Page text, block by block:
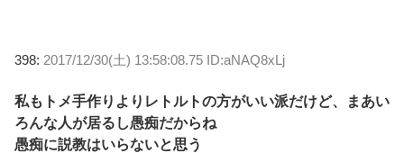
398: 2017/12/30(土) 13:58:08.75 ID:aNAQ8xLj
私もトメ手作りよりレトルトの方がいい派だけど、まあい
ろんな人が居るし愚痴だからね
愚痴に説教はいらないと思う